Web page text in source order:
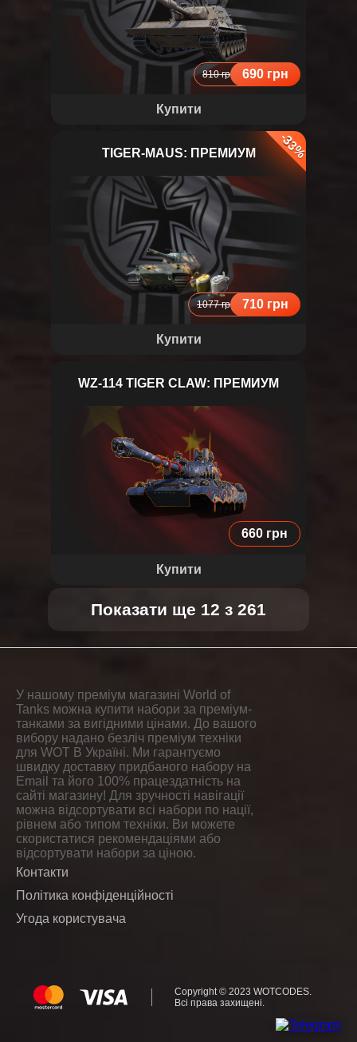
690 грн
810 грн
Купити
TIGER-MAUS: ПРЕМИУМ -33%
Tiger-Maus
710 грн
1077 грн
Купити
WZ-114 TIGER CLAW: ПРЕМИУМ
660 грн
Купити
Показати ще 12 з 261
У нашому преміум магазині World of
Tanks можна купити набори за преміум-
танками за вигідними цінами. До вашого
вибору надано безліч преміум техніки
для WOT В Україні. Ми гарантуємо
швидку доставку придбаного набору на
Email та його 100% працездатність на
сайті магазину! Для зручності навігації
можна відсортувати всі набори по нації,
рівнем або типом техніки. Ви можете
скористатися рекомендаціями або
відсортувати набори за ціною.
Контакти
Політика конфіденційності
Угода користувача
Copyright © 2023 WOTCODES.
Всі права захищені.